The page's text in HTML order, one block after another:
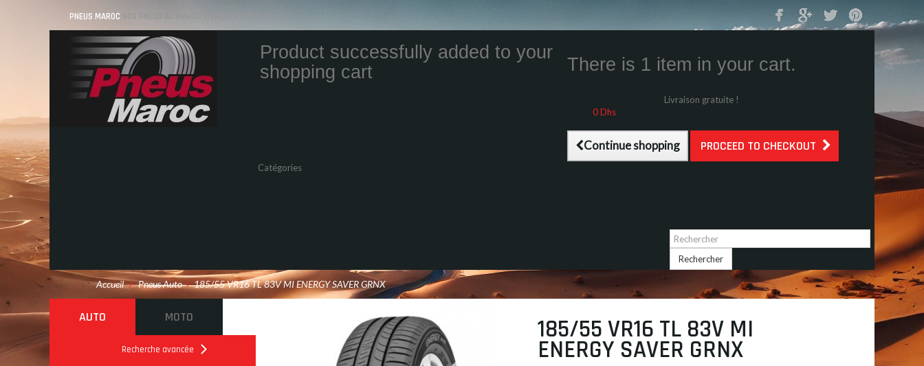
PNEUS MAROC VOS PNEUS AU MAROC LIVRÉS ET MONTÉS
Product successfully added to your
shopping cart
There is 1 item in your cart.
Livraison gratuite !
0 Dhs
Continue shopping PROCEED TO CHECKOUT
Catégories
Rechercher
Accueil / Pneus Auto > 185/55 VR16 TL 83V MI ENERGY SAVER GRNX
AUTO MOTO
Recherche avancée
185/55 VR16 TL 83V MI
ENERGY SAVER GRNX